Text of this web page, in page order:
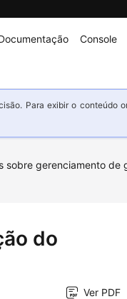
Console
Para exibir o conteúdo
sobre gerenciamento de
do
Ver PDF